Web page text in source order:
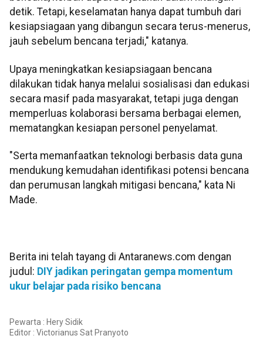
detik. Tetapi, keselamatan hanya dapat tumbuh dari
kesiapsiagaan yang dibangun secara terus-menerus,
jauh sebelum bencana terjadi," katanya.
Upaya meningkatkan kesiapsiagaan bencana
dilakukan tidak hanya melalui sosialisasi dan edukasi
secara masif pada masyarakat, tetapi juga dengan
memperluas kolaborasi bersama berbagai elemen,
mematangkan kesiapan personel penyelamat.
"Serta memanfaatkan teknologi berbasis data guna
mendukung kemudahan identifikasi potensi bencana
dan perumusan langkah mitigasi bencana," kata Ni
Made.
Berita ini telah tayang di Antaranews.com dengan
judul: DIY jadikan peringatan gempa momentum
ukur belajar pada risiko bencana
Pewarta : Hery Sidik
Editor : Victorianus Sat Pranyoto